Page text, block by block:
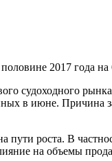
2017 года на
судоходного
в июне. Причина
пути роста. В
на объемы